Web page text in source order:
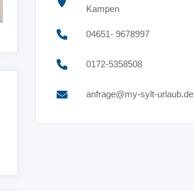
Kampen
04651- 9678997
0172-5358508
anfrage@my-sylt-urlaub.de